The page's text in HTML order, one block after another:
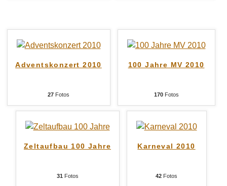
Adventskonzert 2010
27 Fotos
100 Jahre MV 2010
170Fotos
Zeltaufbau 100 Jahre
31 Fotos
Karneval 2010
42 Fotos